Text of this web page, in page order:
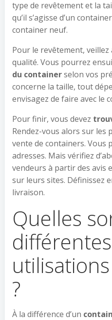
type de revêtement et la
qu’il s’agisse d’un
container neuf.
Pour le revêtement, veillez
qualité. Vous pourrez
du containerselon vos
concerne la taille, tout
envisagez de faire avec le
Pour finir, vous devez
Rendez-vous alors sur les
vente de containers. Vous
adresses. Mais vérifiez
vendeurs à partir des avis
sur leurs sites. Définissez
livraison.
Quelles
différentes
?
À la différence d’un